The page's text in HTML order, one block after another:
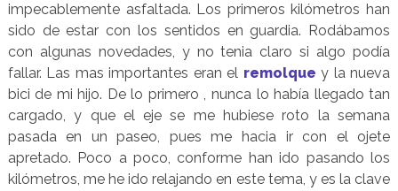
impecablemente asfaltada. Los primeros kilómetros han
sido de estar con los sentidos en guardia. Rodábamos
con algunas novedades, y no tenia claro si algo podía
fallar. Las mas importantes eran el remolque y la nueva
bici de mi hijo. De lo primero , nunca lo había llegado tan
cargado, y que el eje se me hubiese roto la semana
pasada en un paseo, pues me hacia ir con el ojete
apretado. Poco a poco, conforme han ido pasando los
kilómetros, me he ido relajando en este tema, y es la clave